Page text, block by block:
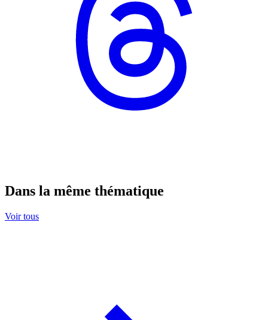
Dans la même thématique
Voir tous